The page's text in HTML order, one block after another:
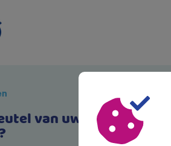
van uw oude woning